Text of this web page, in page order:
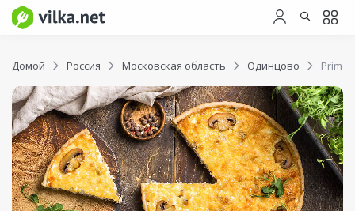
Домой Россия Московская область Одинцово